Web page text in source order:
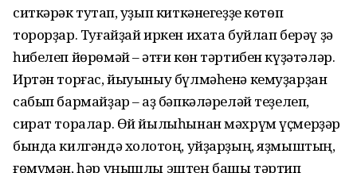
ситкәрәк туҡтап, уҙып киткәнегеҙҙе көтөп
торорҙар. Туғайҙай иркен ихата буйлап берәү ҙә
һибелеп йөрөмәй – ҡәтғи көн тәртибен күҙәтәләр.
Иртән торғас, йыуыныу бүлмәһенә кемуҙарҙан
сабып бармайҙар – ҡаҙ бәпкәләреләй теҙелеп,
сират торалар. Өй йылыһынан мәхрүм үҫмерҙәр
бында килгәндә холоҡтоң, уйҙарҙың, яҙмыштың,
ғөмүмән, һәр уңышлы эштең башы тәртип